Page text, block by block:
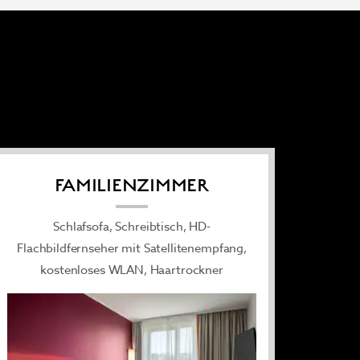
FAMILIENZIMMER
Schlafsofa, Schreibtisch, HD-
Flachbildfernseher mit Satellitenempfang,
kostenloses WLAN, Haartrockner